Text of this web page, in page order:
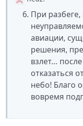
При
авиации,
решения,
взлет…
отказаться
небо! Благо
вовремя